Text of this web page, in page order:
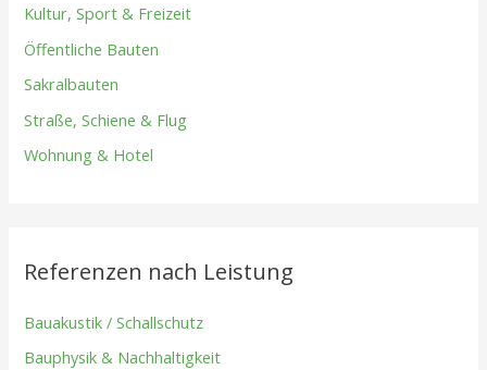
Kultur, Sport & Freizeit
Öffentliche Bauten
Sakralbauten
Straße, Schiene & Flug
Wohnung & Hotel
Referenzen nach Leistung
Bauakustik / Schallschutz
Bauphysik & Nachhaltigkeit